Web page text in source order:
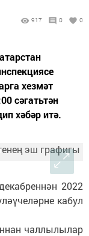
917 0 0
хезмәт
сәгатьтән
хәбәр итә.
2022
кабул
чаллылылар